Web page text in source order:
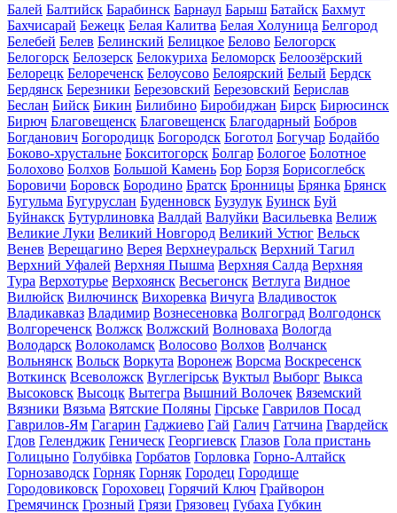
Балей Балтийск Барабинск Барнаул Барыш Батайск Бахмут
Бахчисарай Бежецк Белая Калитва Белая Холуница Белгород
Белебей Белев Белинский Белицкое Белово Белогорск
Белогорск Белозерск Белокуриха Беломорск Белоозёрский
Белорецк Белореченск Белоусово Белоярский Белый Бердск
Бердянск Березники Березовский Березовский Берислав
Беслан Бийск Бикин Билибино Биробиджан Бирск Бирюсинск
Бирюч Благовещенск Благовещенск Благодарный Бобров
Богданович Богородицк Богородск Боготол Богучар Бодайбо
Боково-хрустальне Бокситогорск Болгар Бологое Болотное
Болохово Болхов Большой Камень Бор Борзя Борисоглебск
Боровичи Боровск Бородино Братск Бронницы Брянка Брянск
Бугульма Бугуруслан Буденновск Бузулук Буинск Буй
Буйнакск Бутурлиновка Валдай Валуйки Васильевка Велиж
Великие Луки Великий Новгород Великий Устюг Вельск
Венев Верещагино Верея Верхнеуральск Верхний Тагил
Верхний Уфалей Верхняя Пышма Верхняя Салда Верхняя
Тура Верхотурье Верхоянск Весьегонск Ветлуга Видное
Вилюйск Вилючинск Вихоревка Вичуга Владивосток
Владикавказ Владимир Вознесеновка Волгоград Волгодонск
Волгореченск Волжск Волжский Волноваха Вологда
Володарск Волоколамск Волосово Волхов Волчанск
Вольнянск Вольск Воркута Воронеж Ворсма Воскресенск
Воткинск Всеволожск Вуглегірськ Вуктыл Выборг Выкса
Высоковск Высоцк Вытегра Вышний Волочек Вяземский
Вязники Вязьма Вятские Поляны Гірське Гаврилов Посад
Гаврилов-Ям Гагарин Гаджиево Гай Галич Гатчина Гвардейск
Гдов Геленджик Геническ Георгиевск Глазов Гола пристань
Голицыно Голубівка Горбатов Горловка Горно-Алтайск
Горнозаводск Горняк Горняк Городец Городище
Городовиковск Гороховец Горячий Ключ Грайворон
Гремячинск Грозный Грязи Грязовец Губаха Губкин